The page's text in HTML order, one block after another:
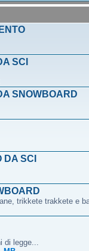
SCI
SNOWBOARD
SCI
trikkete trakkete e
legge...